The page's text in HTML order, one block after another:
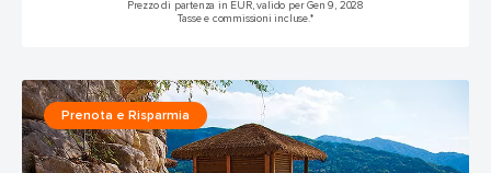
Prezzo di partenza in EUR, valido per Gen 9, 2028
Tasse e commissioni incluse.*
Prenota e Risparmia